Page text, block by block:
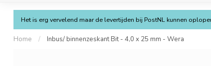
Het is erg vervelend maar de levertijden bij PostNL kunnen
Home / Inbus/ binnenzeskant Bit - 4,0 x 25 mm - Wera